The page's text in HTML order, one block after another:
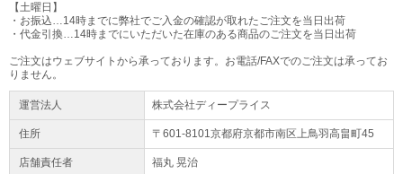
【土曜日】
・お振込…14時までに弊社でご入金の確認が取れたご注文を当日出荷
・代金引換…14時までにいただいた在庫のある商品のご注文を当日出荷
ご注文はウェブサイトから承っております。お電話/FAXでのご注文は承ってお
りません。
運営法人 株式会社ディープライス
住所 〒601-8101京都府京都市南区上鳥羽高畠町45
店舗責任者 福丸 晃治